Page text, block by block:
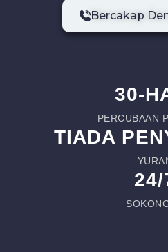
Bercakap
30-
PERCUBAAN
TIADA
24/